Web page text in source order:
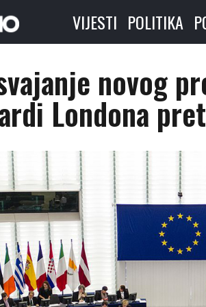
VIJESTI POLITIKA
novog
Londona